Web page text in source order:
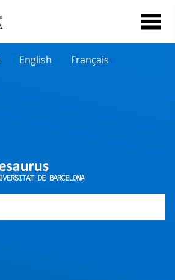
English Français